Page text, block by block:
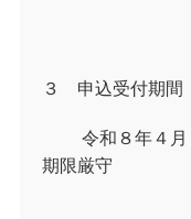
３ 申込受付期間
令和８年４月
期限厳守